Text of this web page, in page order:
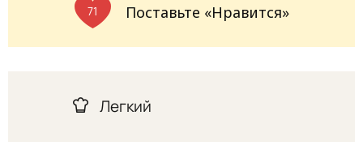
71 Поставьте «Нравится»
Легкий